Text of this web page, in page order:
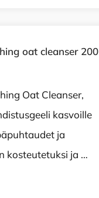
oat cleanser 200
Oat Cleanser,
kasvoille
ja
kosteutetuksi ja …